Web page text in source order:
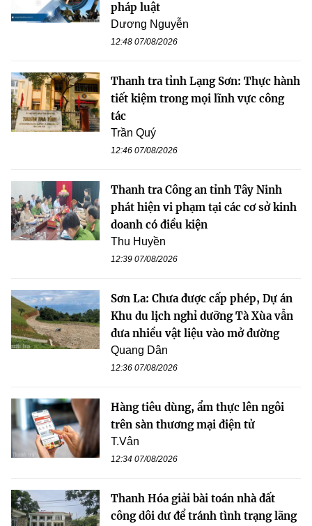
pháp luật
Dương Nguyễn
12:48 07/08/2026
Thanh tra tỉnh Lạng Sơn: Thực hành
tiết kiệm trong mọi lĩnh vực công
tác
Trần Quý
12:46 07/08/2026
Thanh tra Công an tỉnh Tây Ninh
phát hiện vi phạm tại các cơ sở kinh
doanh có điều kiện
Thu Huyền
12:39 07/08/2026
Sơn La: Chưa được cấp phép, Dự án
Khu du lịch nghỉ dưỡng Tà Xùa vẫn
đưa nhiều vật liệu vào mở đường
Quang Dân
12:36 07/08/2026
Hàng tiêu dùng, ẩm thực lên ngôi
trên sàn thương mại điện tử
T.Vân
12:34 07/08/2026
Thanh Hóa giải bài toán nhà đất
công dôi dư để tránh tình trạng lãng